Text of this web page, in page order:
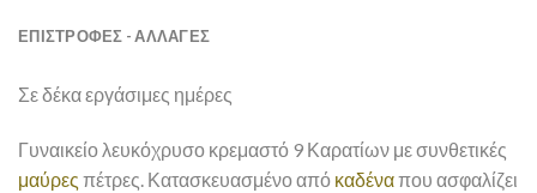
ΕΠΙΣΤΡΟΦΕΣ - ΑΛΛΑΓΕΣ
Σε δέκα εργάσιμες ημέρες
Γυναικείο λευκόχρυσο κρεμαστό 9 Καρατίων με συνθετικές
μαύρες πέτρες. Κατασκευασμένο από καδέναπου ασφαλίζει